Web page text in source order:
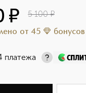
¤ 5 100 ¤
от 45 бонусов
платежа